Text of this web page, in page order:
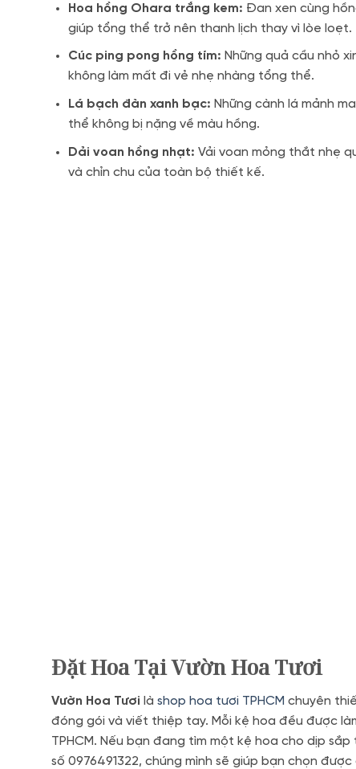
Hoa hồng Ohara trắng kem: Đan xen cùng
giúp tổng thể trở nên thanh lịch thay vì lòe loẹt.
Cúc ping pong hồng tím: Những quả cầu nhỏ
không làm mất đi vẻ nhẹ nhàng tổng thể.
Lá bạch đàn xanh bạc: Những cành lá mảnh
thể không bị nặng về màu hồng.
Dải voan hồng nhạt: Vải voan mỏng thắt nhẹ
và chỉn chu của toàn bộ thiết kế.
Đặt Hoa Tại Vườn Hoa Tươi
Vườn Hoa Tươi là shop hoa tươi TPHCM chuyên
đóng gói và viết thiệp tay. Mỗi kệ hoa đều được
TPHCM. Nếu bạn đang tìm một kệ hoa cho dịp
số 0976491322, chúng mình sẽ giúp bạn chọn